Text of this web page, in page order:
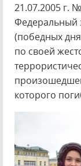
21.07.2005 г.
Федеральный
(победных
по своей
которого